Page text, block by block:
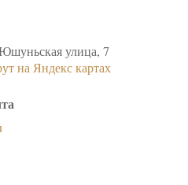
улица, 7
на Яндекс картах